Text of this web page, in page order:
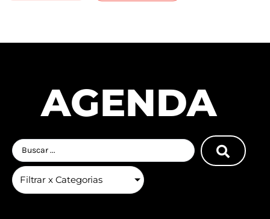
AGENDA
Filtrar x Categorias